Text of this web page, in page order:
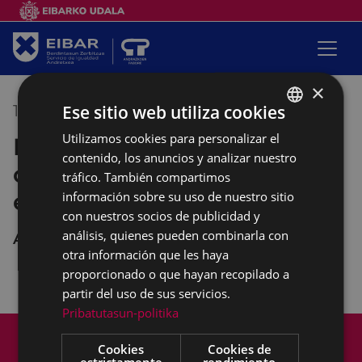
15/02/2022 10:00 -12:00
Empalabramiento: clases de
castellano con perspectiva
empoderante
Andretxea
Mapa del Sitio
Política de cookies
Contacto
BASQUE
SPANISH
×
Ese sitio web utiliza cookies
Utilizamos cookies para personalizar el
contenido, los anuncios y analizar nuestro
tráfico. También compartimos
información sobre su uso de nuestro sitio
con nuestros socios de publicidad y
análisis, quienes pueden combinarla con
otra información que les haya
proporcionado o que hayan recopilado a
partir del uso de sus servicios.
Pribatutasun-politika
Cookies
Cookies de